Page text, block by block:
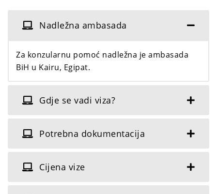
Nadležna ambasada
Za konzularnu pomoć nadležna je ambasada
BiH u Kairu, Egipat.
Gdje se vadi viza?
Potrebna dokumentacija
Cijena vize